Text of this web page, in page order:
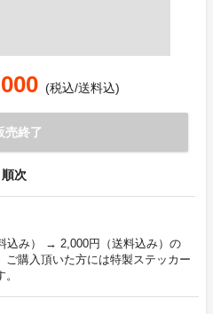
(税込/送料込)
売終了
次
込み） → 2,000円（送料込み）の
ご購入頂いた方には特製ステッカー